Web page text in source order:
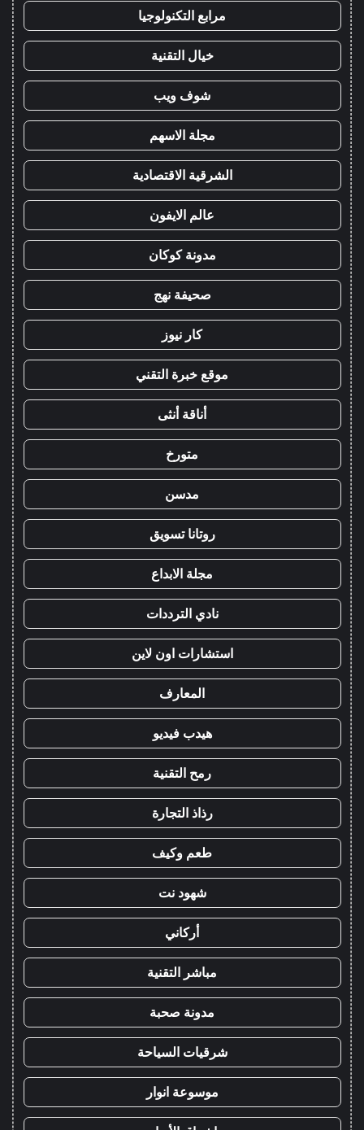
مرابع التكنولوجيا
خيال التقنية
شوف ويب
مجلة الاسهم
الشرقية الاقتصادية
عالم الايفون
مدونة كوكان
صحيفة نهج
كار نيوز
موقع خبرة التقني
أناقة أنثى
متورخ
مدسن
روتانا تسويق
مجلة الابداع
نادي الترددات
استشارات اون لاين
المعارف
هيدب فيديو
رمح التقنية
رذاذ التجارة
طعم وكيف
شهود نت
أركاني
مباشر التقنية
مدونة صحبة
شرقيات السياحة
موسوعة انوار